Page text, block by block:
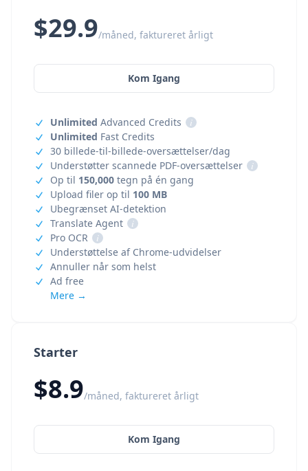
Starter
$8.9/måned, faktureret årligt
Kom Igang
$29.9/måned, faktureret årligt
Kom Igang
Unlimited Advanced Credits
i
Unlimited Fast Credits
30 billede-til-billede-oversættelser/dag
Understøtter scannede PDF-oversættelser
i
Op til 150,000 tegn på én gang
Upload filer op til 100 MB
Ubegrænset AI-detektion
Translate Agent
i
Pro OCR
i
Understøttelse af Chrome-udvidelser
Annuller når som helst
Ad free
Mere →